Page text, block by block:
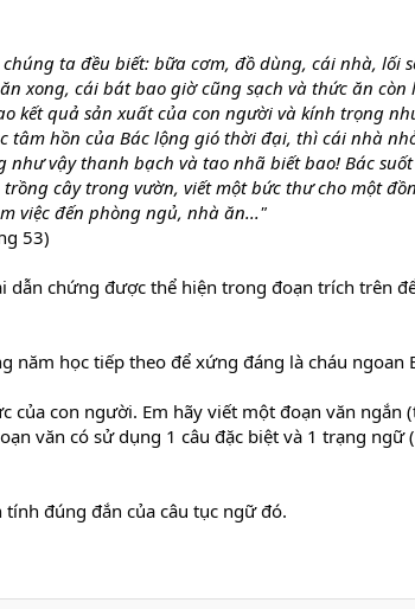
ta đều biết: bữa cơm, đồ dùng, cái nhà, lối
xong, cái bát bao giờ cũng sạch và thức ăn còn
kết quả sản xuất của con người và kính trọng
tâm hồn của Bác lộng gió thời đại, thì cái nhà
vậy thanh bạch và tao nhã biết bao! Bác
cây trong vườn, viết một bức thư cho một
việc đến phòng ngủ, nhà ăn..."
53)
dẫn chứng được thể hiện trong đoạn trích trên
học tiếp theo để xứng đáng là cháu ngoan
con người. Em hãy viết một đoạn văn ngắn
văn có sử dụng 1 câu đặc biệt và 1 trạng ngữ
đúng đắn của câu tục ngữ đó.